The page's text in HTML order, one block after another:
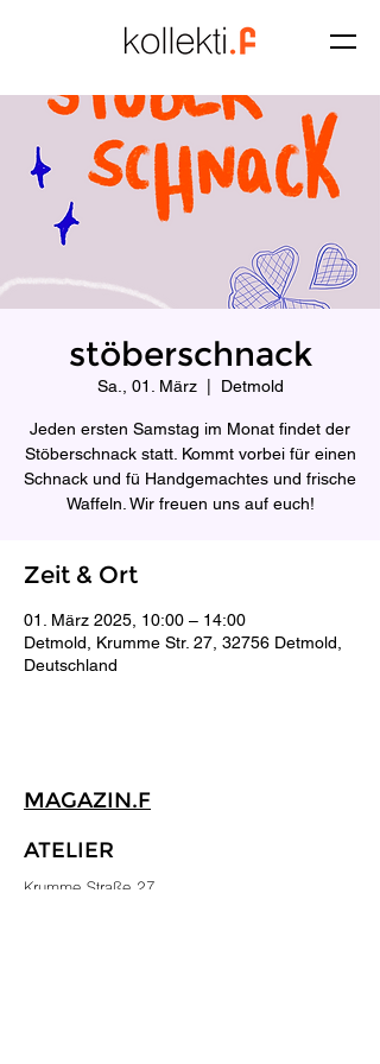
stöberschnack
Sa., 01. März
  |
Detmold
Jeden ersten Samstag im Monat findet der
Stöberschnack statt. Kommt vorbei für einen
Schnack und fü Handgemachtes und frische
Waffeln. Wir freuen uns auf euch!
Zeit & Ort
01. März 2025, 10:00 – 14:00
Detmold, Krumme Str. 27, 32756 Detmold,
Deutschland
MAGAZIN.F
ATELIER
Krumme Straße 27